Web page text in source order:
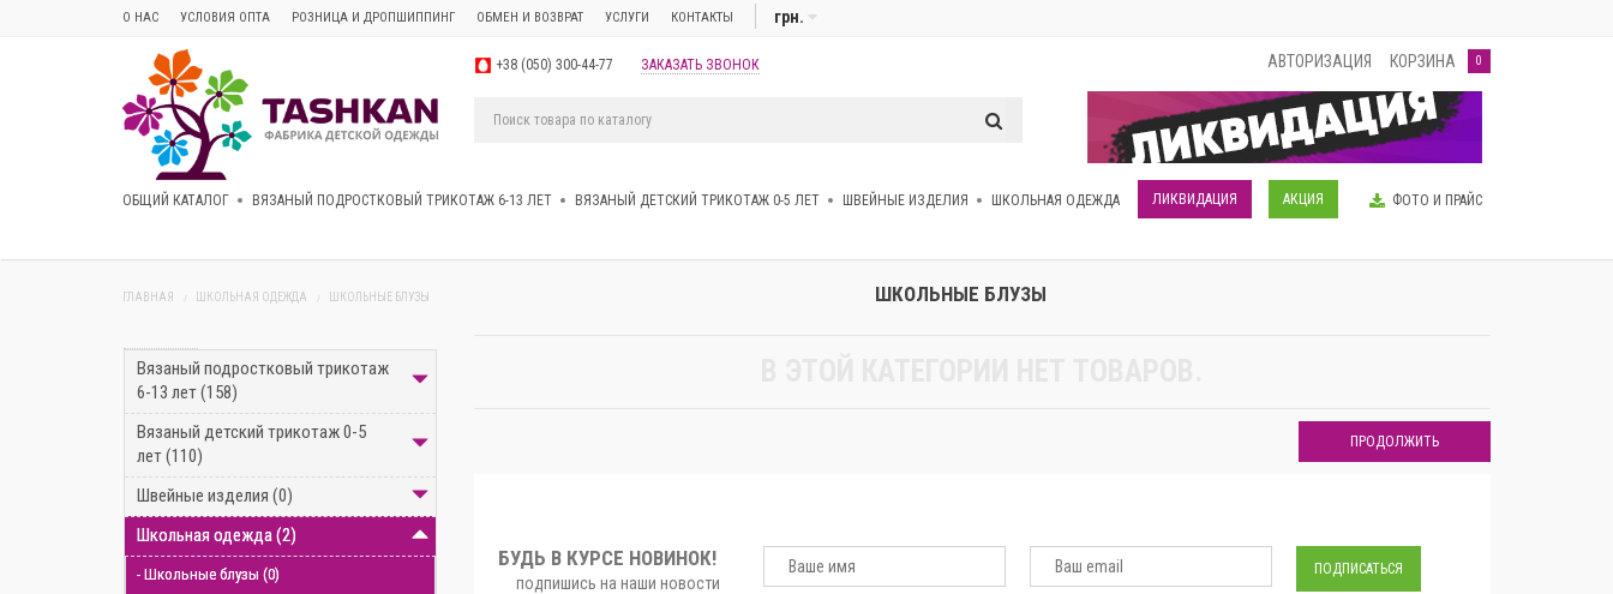
О НАС УСЛОВИЯ ОПТА РОЗНИЦА И ДРОПШИППИНГ ОБМЕН И ВОЗВРАТ УСЛУГИ КОНТАКТЫ грн.
+38 (050) 300-44-77 ЗАКАЗАТЬ ЗВОНОК АВТОРИЗАЦИЯ КОРЗИНА 0
ОБЩИЙ КАТАЛОГ ВЯЗАНЫЙ ПОДРОСТКОВЫЙ ТРИКОТАЖ 6-13 ЛЕТ ВЯЗАНЫЙ ДЕТСКИЙ ТРИКОТАЖ 0-5 ЛЕТ ШВЕЙНЫЕ ИЗДЕЛИЯ ШКОЛЬНАЯ ОДЕЖДА ЛИКВИДАЦИЯ АКЦИЯ ФОТО И ПРАЙС
ГЛАВНАЯ ШКОЛЬНАЯ ОДЕЖДА ШКОЛЬНЫЕ БЛУЗЫ
ШКОЛЬНЫЕ БЛУЗЫ
Вязаный подростковый трикотаж
6-13 лет (158)
Вязаный детский трикотаж 0-5
лет (110)
Швейные изделия (0)
Школьная одежда (2)
- Школьные блузы (0)
ПРОДОЛЖИТЬ
БУДЬ В КУРСЕ НОВИНОК!
подпишись на наши новости